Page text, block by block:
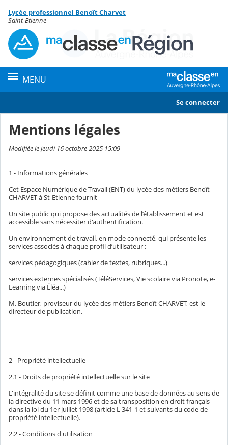
Contenu
Lycée professionnel Benoît Charvet
Saint-Etienne
MENU
Se connecter
Mentions légales
Modifiée le jeudi 16 octobre 2025 15:09
1 - Informations générales
Cet Espace Numérique de Travail (ENT) du lycée des métiers Benoît
CHARVET à St-Etienne fournit
Un site public qui propose des actualités de l’établissement et est
accessible sans nécessiter d'authentification.
Un environnement de travail, en mode connecté, qui présente les
services associés à chaque profil d’utilisateur :
services pédagogiques (cahier de textes, rubriques...)
services externes spécialisés (TéléServices, Vie scolaire via Pronote, e-
Learning via Éléa...)
M. Boutier, proviseur du lycée des métiers Benoît CHARVET, est le
directeur de publication.
2 - Propriété intellectuelle
2.1 - Droits de propriété intellectuelle sur le site
L'intégralité du site se définit comme une base de données au sens de
la directive du 11 mars 1996 et de sa transposition en droit français
dans la loi du 1er juillet 1998 (article L 341-1 et suivants du code de
propriété intellectuelle).
2.2 - Conditions d'utilisation